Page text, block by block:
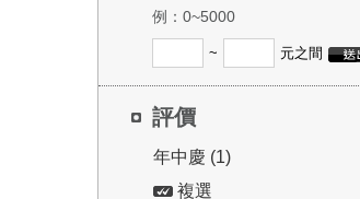
例：0~5000
~ 元之間
評價
年中慶 (1)
複選